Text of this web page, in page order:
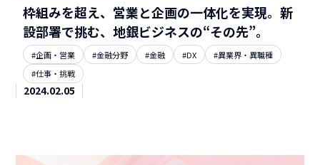
枠組みを超え、営業と企画の一体化を実現。新
設部署で挑む、地銀ビジネスの“その先”。
#企画・営業 #金融分野 #金融 #DX
#異業界・異職種
#仕事・挑戦
2024.02.05